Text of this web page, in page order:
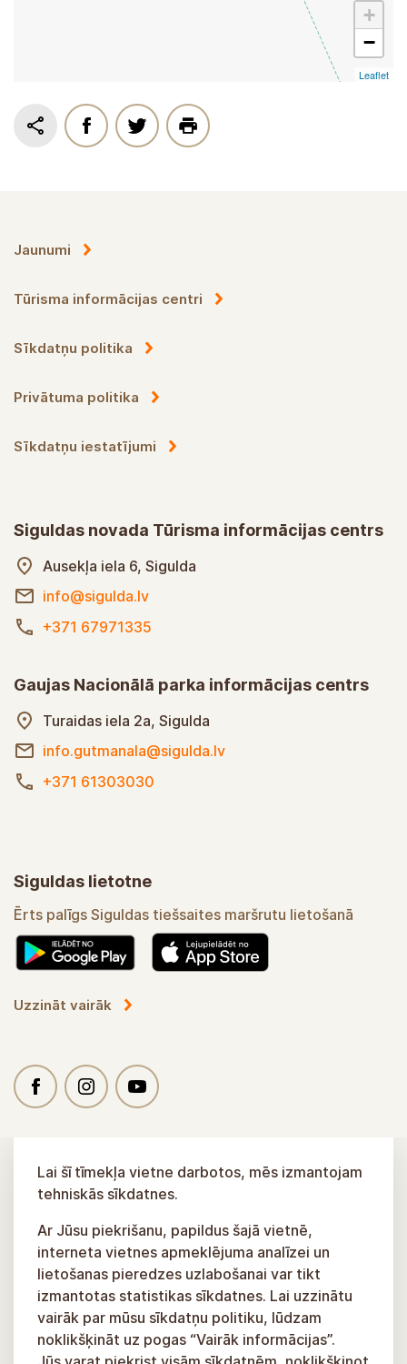
+
−
Leaflet
Jaunumi
Tūrisma informācijas centri
Sīkdatņu politika
Privātuma politika
Sīkdatņu iestatījumi
Siguldas novada Tūrisma informācijas centrs
Ausekļa iela 6, Sigulda
info@sigulda.lv
+371 67971335
Gaujas Nacionālā parka informācijas centrs
Turaidas iela 2a, Sigulda
info.gutmanala@sigulda.lv
+371 61303030
Siguldas lietotne
Ērts palīgs Siguldas tiešsaites maršrutu lietošanā
Uzzināt vairāk
Lai šī tīmekļa vietne darbotos, mēs izmantojam
tehniskās sīkdatnes.
Ar Jūsu piekrišanu, papildus šajā vietnē,
interneta vietnes apmeklējuma analīzei un
lietošanas pieredzes uzlabošanai var tikt
izmantotas statistikas sīkdatnes. Lai uzzinātu
vairāk par mūsu sīkdatņu politiku, lūdzam
noklikšķināt uz pogas “Vairāk informācijas”.